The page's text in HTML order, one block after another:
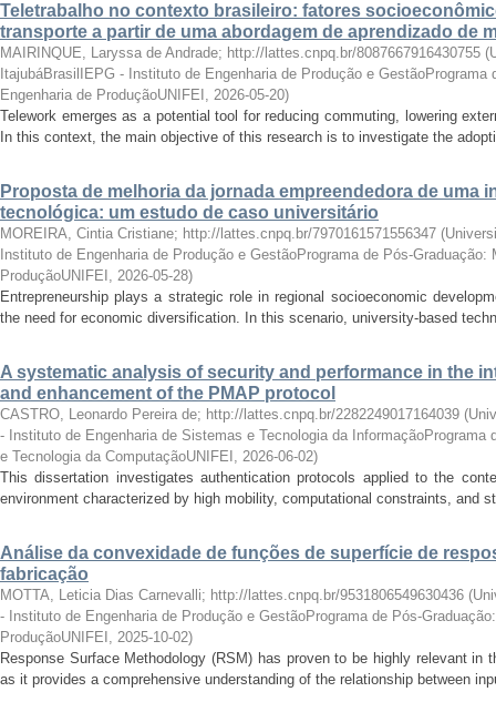
Teletrabalho no contexto brasileiro: fatores
transporte a partir de uma abordagem de aprendizado de
MAIRINQUE, Laryssa de Andrade; http://lattes.cnpq.br/8087667916430755 (
ItajubáBrasilIEPG - Instituto de Engenharia de Produção e GestãoPrograma
Engenharia de ProduçãoUNIFEI , 2026-05-20)
Telework emerges as a potential tool for reducing commuting, lowering
In this context, the main objective of this research is to investigate the
Proposta de melhoria da jornada empreendedora de uma
tecnológica: um estudo de caso universitário
MOREIRA, Cintia Cristiane; http://lattes.cnpq.br/7970161571556347 (
Instituto de Engenharia de Produção e GestãoPrograma de Pós-Graduação:
ProduçãoUNIFEI , 2026-05-28)
Entrepreneurship plays a strategic role in regional socioeconomic
the need for economic diversification. In this scenario, university-based
A systematic analysis of security and performance in the
and enhancement of the PMAP protocol
CASTRO, Leonardo Pereira de; http://lattes.cnpq.br/2282249017164039 (
- Instituto de Engenharia de Sistemas e Tecnologia da InformaçãoPrograma
e Tecnologia da ComputaçãoUNIFEI , 2026-06-02)
This dissertation investigates authentication protocols applied to the
environment characterized by high mobility, computational constraints, and
Análise da convexidade de funções de superfície de
fabricação
MOTTA, Leticia Dias Carnevalli; http://lattes.cnpq.br/9531806549630436 (
- Instituto de Engenharia de Produção e GestãoPrograma de Pós-
ProduçãoUNIFEI , 2025-10-02)
Response Surface Methodology (RSM) has proven to be highly relevant in
as it provides a comprehensive understanding of the relationship between